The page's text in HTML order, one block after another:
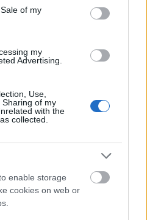
of my
my
Advertising.
Use,
of my
with the
collected.
enable storage
cookies on web or